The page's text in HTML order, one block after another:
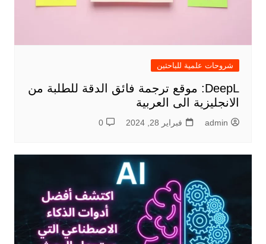
شروحات علمية للباحثين
DeepL: موقع ترجمة فائق الدقة للطلبة من
الانجليزية الى العربية
admin فبراير 28, 2024 0